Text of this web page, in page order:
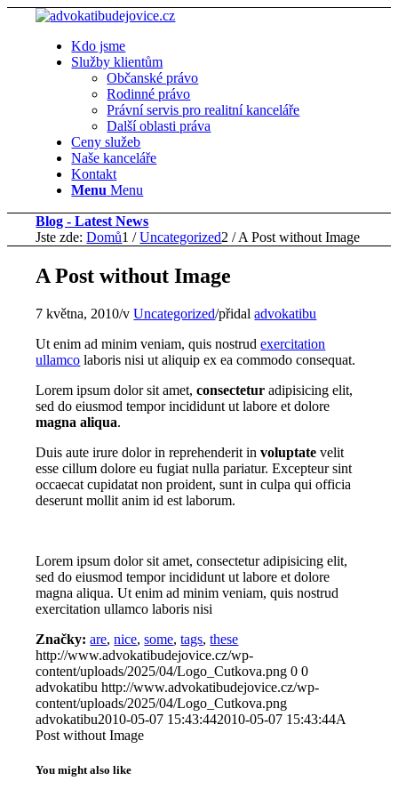
Kdo jsme
Služby klientům
Občanské právo
Rodinné právo
Právní servis pro realitní kanceláře
Další oblasti práva
Ceny služeb
Naše kanceláře
Kontakt
Menu Menu
Blog - Latest News
Jste zde: Domů1 / Uncategorized2 / A Post without Image
A Post without Image
7 května, 2010/vUncategorized/přidaladvokatibu
Ut enim ad minim veniam, quis nostrudexercitation
ullamco laboris nisi ut aliquip ex ea commodo consequat.
Lorem ipsum dolor sit amet,consectetur adipisicing elit,
sed do eiusmod tempor incididunt ut labore et dolore
magna aliqua.
Duis aute irure dolor in reprehenderit involuptate velit
esse cillum dolore eu fugiat nulla pariatur. Excepteur sint
occaecat cupidatat non proident, sunt in culpa qui officia
deserunt mollit anim id est laborum.
Lorem ipsum dolor sit amet, consectetur adipisicing elit,
sed do eiusmod tempor incididunt ut labore et dolore
magna aliqua. Ut enim ad minim veniam, quis nostrud
exercitation ullamco laboris nisi
Značky: are,nice,some,tags,these
http://www.advokatibudejovice.cz/wp-
content/uploads/2025/04/Logo_Cutkova.png 0 0
advokatibu http://www.advokatibudejovice.cz/wp-
content/uploads/2025/04/Logo_Cutkova.png
advokatibu2010-05-07 15:43:442010-05-07 15:43:44A
Post without Image
You might also like